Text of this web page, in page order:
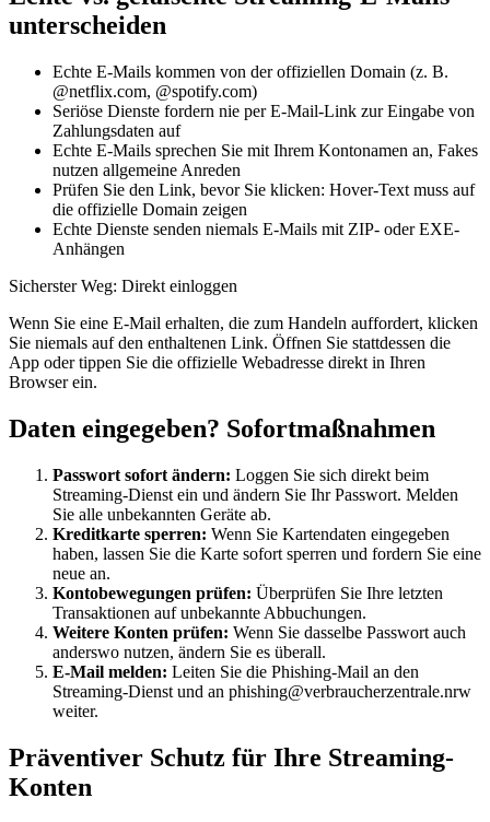
unterscheiden
Echte E-Mails kommen von der offiziellen Domain (z. B.
@netflix.com, @spotify.com)
Seriöse Dienste fordern nie per E-Mail-Link zur Eingabe von
Zahlungsdaten auf
Echte E-Mails sprechen Sie mit Ihrem Kontonamen an, Fakes
nutzen allgemeine Anreden
Prüfen Sie den Link, bevor Sie klicken: Hover-Text muss auf
die offizielle Domain zeigen
Echte Dienste senden niemals E-Mails mit ZIP- oder EXE-
Anhängen
Sicherster Weg: Direkt einloggen
Wenn Sie eine E-Mail erhalten, die zum Handeln auffordert, klicken
Sie niemals auf den enthaltenen Link. Öffnen Sie stattdessen die
App oder tippen Sie die offizielle Webadresse direkt in Ihren
Browser ein.
Daten eingegeben? Sofortmaßnahmen
Passwort sofort ändern: Loggen Sie sich direkt beim
Streaming-Dienst ein und ändern Sie Ihr Passwort. Melden
Sie alle unbekannten Geräte ab.
Kreditkarte sperren: Wenn Sie Kartendaten eingegeben
haben, lassen Sie die Karte sofort sperren und fordern Sie eine
neue an.
Kontobewegungen prüfen: Überprüfen Sie Ihre letzten
Transaktionen auf unbekannte Abbuchungen.
Weitere Konten prüfen: Wenn Sie dasselbe Passwort auch
anderswo nutzen, ändern Sie es überall.
E-Mail melden: Leiten Sie die Phishing-Mail an den
Streaming-Dienst und an phishing@verbraucherzentrale.nrw
weiter.
Präventiver Schutz für Ihre Streaming-
Konten